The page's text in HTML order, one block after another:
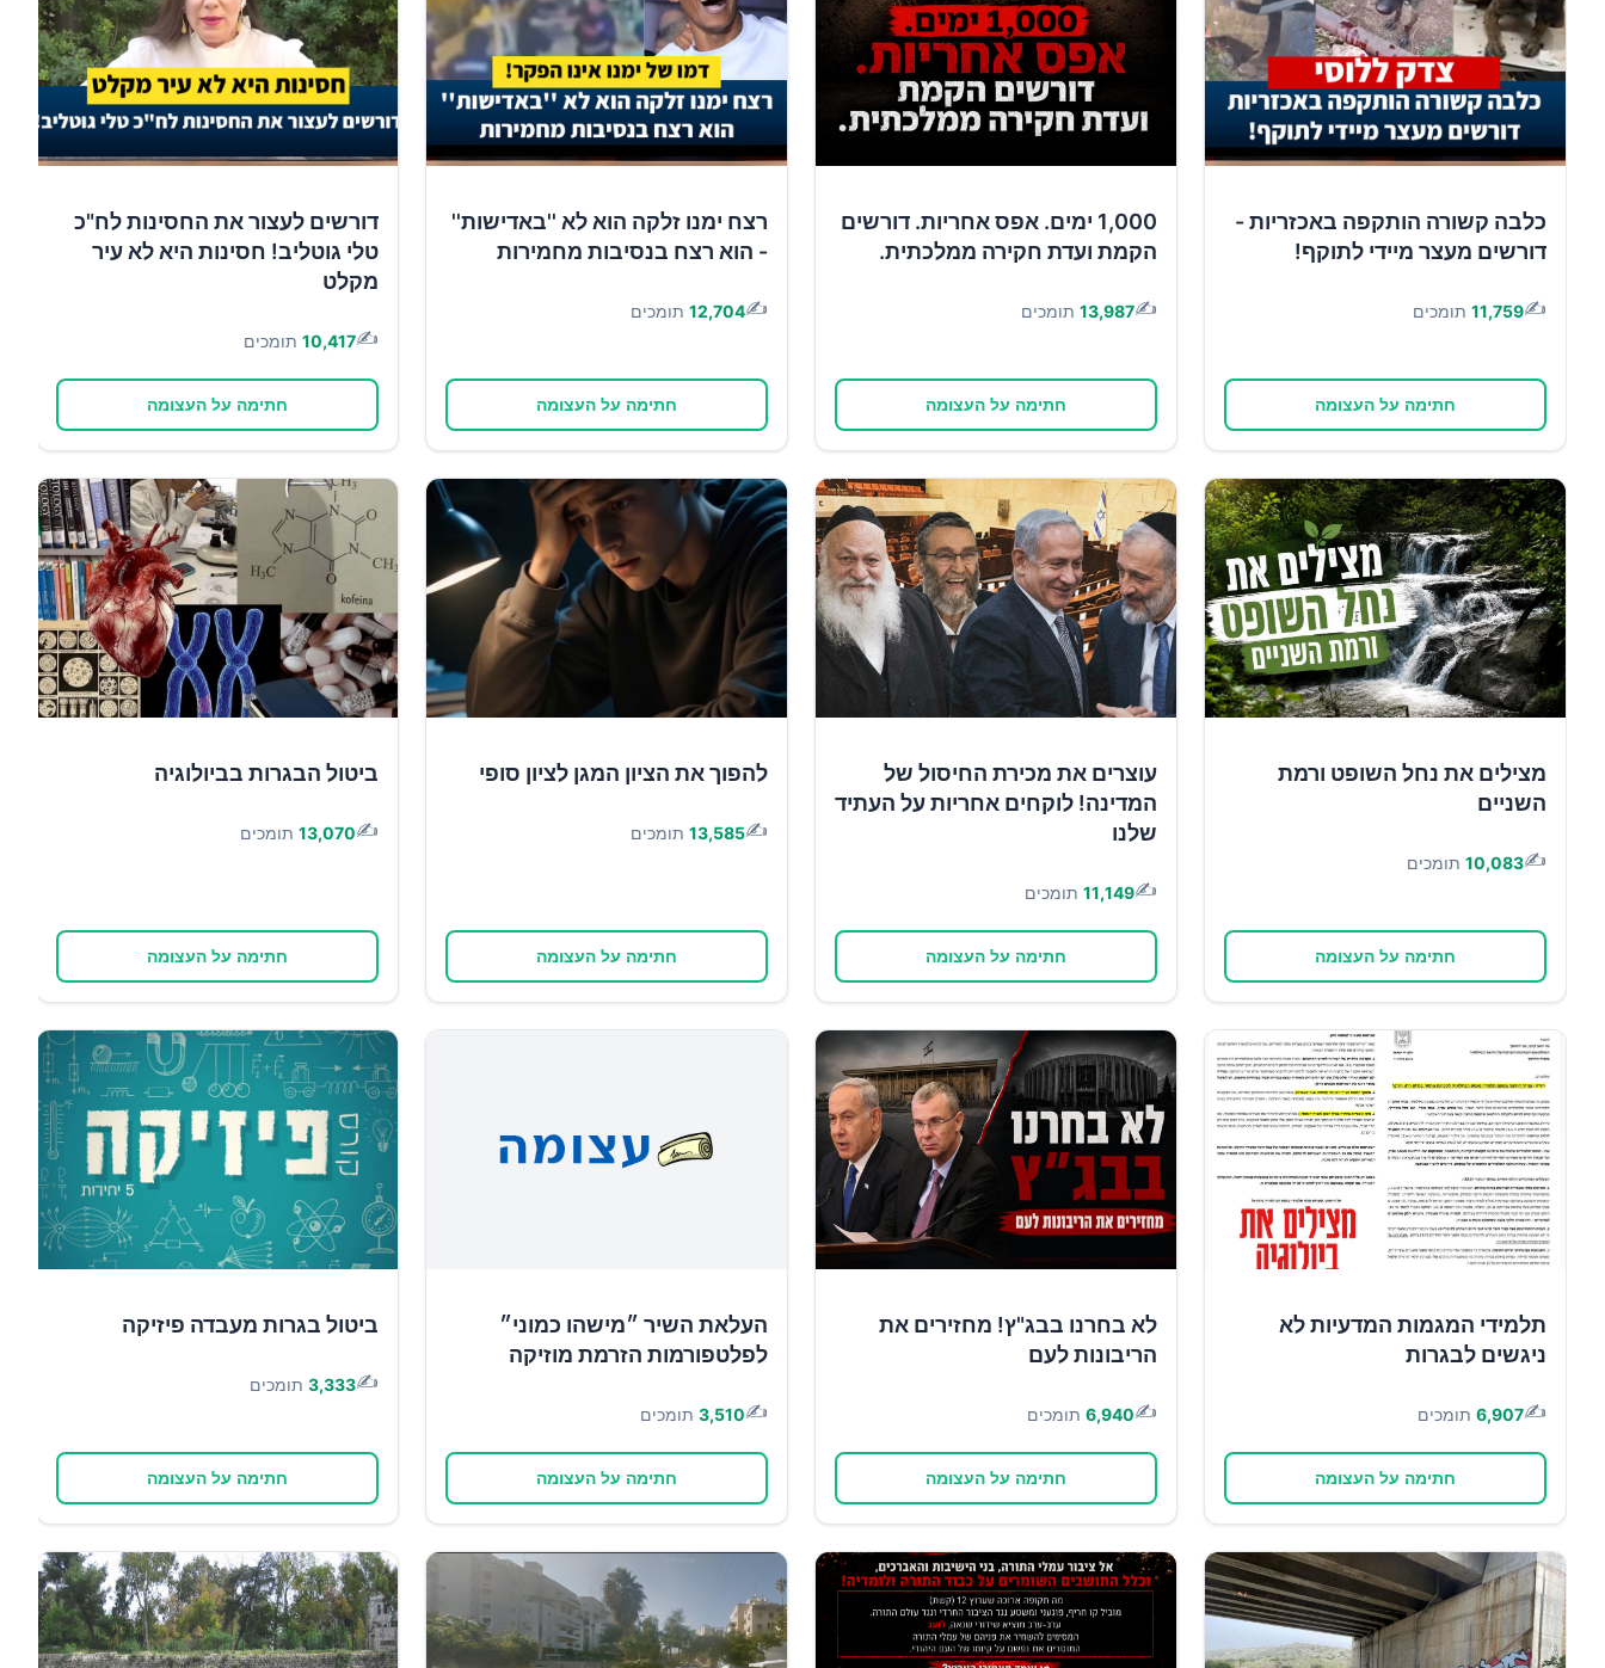
כלבה קשורה הותקפה באכזריות -
דורשים מעצר מיידי לתוקף!
✍️
11,759 תומכים
חתימה על העצומה
1,000 ימים. אפס אחריות. דורשים
הקמת ועדת חקירה ממלכתית.
✍️
13,987 תומכים
חתימה על העצומה
רצח ימנו זלקה הוא לא ''באדישות''
- הוא רצח בנסיבות מחמירות
✍️
12,704 תומכים
חתימה על העצומה
דורשים לעצור את החסינות לח"כ
טלי גוטליב! חסינות היא לא עיר
מקלט
✍️
10,417 תומכים
חתימה על העצומה
מצילים את נחל השופט ורמת
השניים
✍️
10,083 תומכים
חתימה על העצומה
עוצרים את מכירת החיסול של
המדינה! לוקחים אחריות על העתיד
שלנו
✍️
11,149 תומכים
חתימה על העצומה
להפוך את הציון המגן לציון סופי
✍️
13,585 תומכים
חתימה על העצומה
ביטול הבגרות בביולוגיה
✍️
13,070 תומכים
חתימה על העצומה
תלמידי המגמות המדעיות לא
ניגשים לבגרות
✍️
6,907 תומכים
חתימה על העצומה
לא בחרנו בבג"ץ! מחזירים את
הריבונות לעם
✍️
6,940 תומכים
חתימה על העצומה
העלאת השיר ״מישהו כמוני״
לפלטפורמות הזרמת מוזיקה
✍️
3,510 תומכים
חתימה על העצומה
ביטול בגרות מעבדה פיזיקה
✍️
3,333 תומכים
חתימה על העצומה